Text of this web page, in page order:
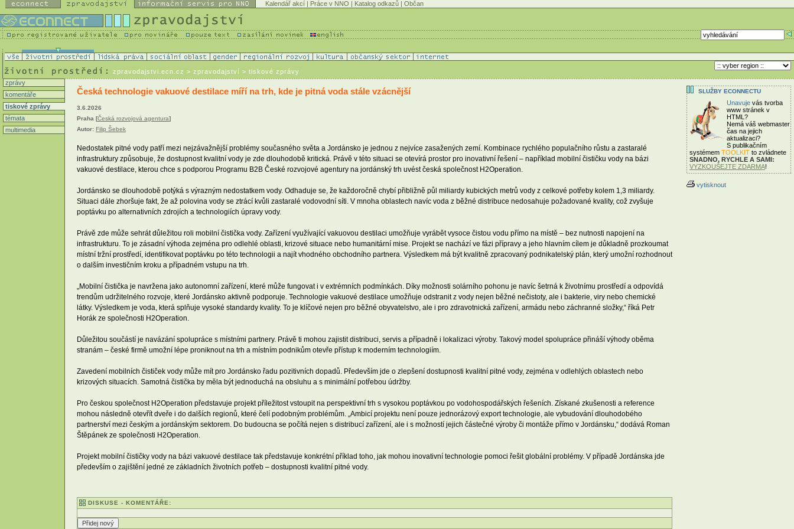
Kalendář akcí | Práce v NNO | Katalog odkazů | Občan
zpravodajstvi.ecn.cz > zpravodajství > tiskové zprávy
zprávy
komentáře
tiskové zprávy
témata
multimedia
Česká technologie vakuové destilace míří na trh, kde je pitná voda stále vzácnější
3.6.2026
Praha [Česká rozvojová agentura]
Autor: Filip Šebek
Nedostatek pitné vody patří mezi nejzávažnější problémy současného světa a Jordánsko je jednou z nejvíce zasažených zemí. Kombinace rychlého populačního růstu a zastaralé
infrastruktury způsobuje, že dostupnost kvalitní vody je zde dlouhodobě kritická. Právě v této situaci se otevírá prostor pro inovativní řešení – například mobilní čističku vody na bázi
vakuové destilace, kterou chce s podporou Programu B2B České rozvojové agentury na jordánský trh uvést česká společnost H2Operation.
Jordánsko se dlouhodobě potýká s výrazným nedostatkem vody. Odhaduje se, že každoročně chybí přibližně půl miliardy kubických metrů vody z celkové potřeby kolem 1,3 miliardy.
Situaci dále zhoršuje fakt, že až polovina vody se ztrácí kvůli zastaralé vodovodní síti. V mnoha oblastech navíc voda z běžné distribuce nedosahuje požadované kvality, což zvyšuje
poptávku po alternativních zdrojích a technologiích úpravy vody.
Právě zde může sehrát důležitou roli mobilní čistička vody. Zařízení využívající vakuovou destilaci umožňuje vyrábět vysoce čistou vodu přímo na místě – bez nutnosti napojení na
infrastrukturu. To je zásadní výhoda zejména pro odlehlé oblasti, krizové situace nebo humanitární mise. Projekt se nachází ve fázi přípravy a jeho hlavním cílem je důkladně prozkoumat
místní tržní prostředí, identifikovat poptávku po této technologii a najít vhodného obchodního partnera. Výsledkem má být kvalitně zpracovaný podnikatelský plán, který umožní rozhodnout
o dalším investičním kroku a případném vstupu na trh.
„Mobilní čistička je navržena jako autonomní zařízení, které může fungovat i v extrémních podmínkách. Díky možnosti solárního pohonu je navíc šetrná k životnímu prostředí a odpovídá
trendům udržitelného rozvoje, které Jordánsko aktivně podporuje. Technologie vakuové destilace umožňuje odstranit z vody nejen běžné nečistoty, ale i bakterie, viry nebo chemické
látky. Výsledkem je voda, která splňuje vysoké standardy kvality. To je klíčové nejen pro běžné obyvatelstvo, ale i pro zdravotnická zařízení, armádu nebo záchranné složky,“ říká Petr
Horák ze společnosti H2Operation.
Důležitou součástí je navázání spolupráce s místními partnery. Právě ti mohou zajistit distribuci, servis a případně i lokalizaci výroby. Takový model spolupráce přináší výhody oběma
stranám – české firmě umožní lépe proniknout na trh a místním podnikům otevře přístup k moderním technologiím.
Zavedení mobilních čističek vody může mít pro Jordánsko řadu pozitivních dopadů. Především jde o zlepšení dostupnosti kvalitní pitné vody, zejména v odlehlých oblastech nebo
krizových situacích. Samotná čistička by měla být jednoduchá na obsluhu a s minimální potřebou údržby.
Pro českou společnost H2Operation představuje projekt příležitost vstoupit na perspektivní trh s vysokou poptávkou po vodohospodářských řešeních. Získané zkušenosti a reference
mohou následně otevřít dveře i do dalších regionů, které čelí podobným problémům. „Ambicí projektu není pouze jednorázový export technologie, ale vybudování dlouhodobého
partnerství mezi českým a jordánským sektorem. Do budoucna se počítá nejen s distribucí zařízení, ale i s možností jejich částečné výroby či montáže přímo v Jordánsku,“ dodává Roman
Štěpánek ze společnosti H2Operation.
Projekt mobilní čističky vody na bázi vakuové destilace tak představuje konkrétní příklad toho, jak mohou inovativní technologie pomoci řešit globální problémy. V případě Jordánska jde
především o zajištění jedné ze základních životních potřeb – dostupnosti kvalitní pitné vody.
DISKUSE - KOMENTÁŘE:
SLUŽBY ECONNECTU
Unavuje vás tvorba
www stránek v
HTML?
Nemá váš webmaster
čas na jejich
aktualizaci?
S publikačním
systémem TOOLKIT to zvládnete
SNADNO, RYCHLE A SAMI:
VYZKOUŠEJTE ZDARMA!
vytisknout